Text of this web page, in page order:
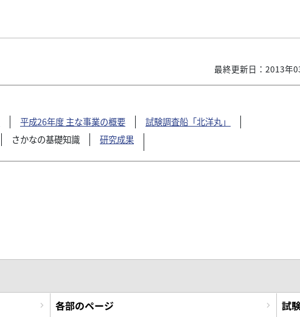
最終更新日：2013年
平成26年度 主な事業の概要
試験調査船「北洋丸」
さかなの基礎知識 研究成果
各部のページ
試